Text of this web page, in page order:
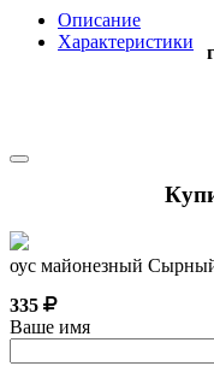
Описание
Характеристики
оус майонезный
335
Ваше имя